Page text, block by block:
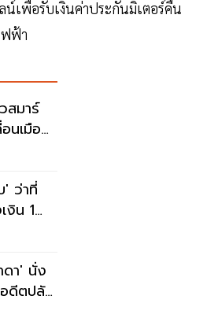
เพื่อรับเงินค่าประกันมิเตอร์คืน
ฟฟ้า
สมาร์
นเมือง
' ว่าที่
น 1
ดา' นั่ง
ดีตปลัด